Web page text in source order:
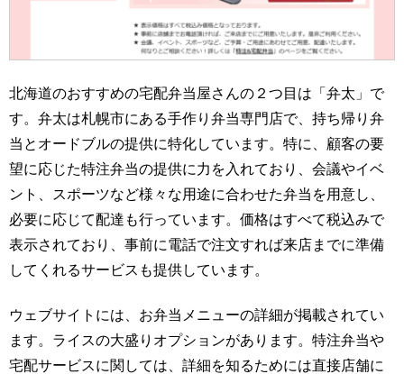
北海道のおすすめの宅配弁当屋さんの２つ目は「弁太」で
す。弁太は札幌市にある手作り弁当専門店で、持ち帰り弁
当とオードブルの提供に特化しています。特に、顧客の要
望に応じた特注弁当の提供に力を入れており、会議やイベ
ント、スポーツなど様々な用途に合わせた弁当を用意し、
必要に応じて配達も行っています。価格はすべて税込みで
表示されており、事前に電話で注文すれば来店までに準備
してくれるサービスも提供しています。
ウェブサイトには、お弁当メニューの詳細が掲載されてい
ます。ライスの大盛りオプションがあります。特注弁当や
宅配サービスに関しては、詳細を知るためには直接店舗に